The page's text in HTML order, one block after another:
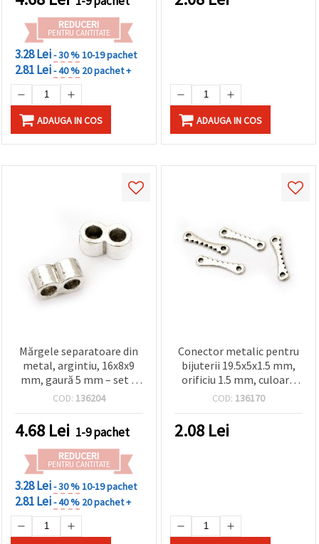
făcând clic
pe butonul
"Salvați"
Аcceptati
Setări
REDUCERI
PENTRU CANTITATE
3.28 Lei- 30 %10-19 pachet
2.81 Lei- 40 % 20 pachet +
ADAUGA IN COS ADAUGA IN COS
Mărgele separatoare din
metal, argintiu, 16x8x9
mm, gaură 5 mm – set 5
bucăți
COD: 136204
4.68 Lei 1-9 pachet
REDUCERI
PENTRU CANTITATE
3.28 Lei- 30 %10-19 pachet
2.81 Lei- 40 % 20 pachet +
Conector metalic pentru
bijuterii 19.5x5x1.5 mm,
orificiu 1.5 mm, culoare
argint antichizat - 20
COD: 136170
2.08 Lei